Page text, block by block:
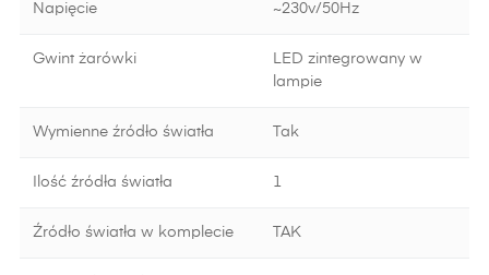
Napięcie ~230v/50Hz
Gwint żarówki
LED zintegrowany w
lampie
Wymienne źródło światła Tak
Ilość źródła światła 1
Źródło światła w komplecie TAK